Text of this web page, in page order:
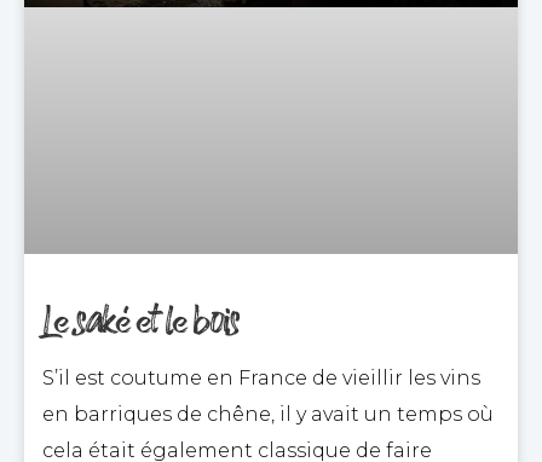
Le saké et le bois
S’il est coutume en France de vieillir les vins
en barriques de chêne, il y avait un temps où
cela était également classique de faire